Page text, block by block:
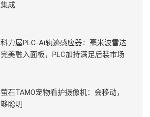
集成
科力屋PLC-Ai轨迹感应器：毫米波雷达
完美融入面板，PLC加持满足后装市场
萤石TAMO宠物看护摄像机：会移动，
够聪明